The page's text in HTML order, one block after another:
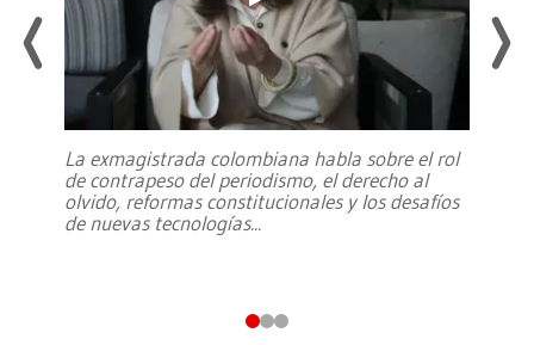
La exmagistrada colombiana habla sobre el rol
de contrapeso del periodismo, el derecho al
olvido, reformas constitucionales y los desafíos
de nuevas tecnologías...